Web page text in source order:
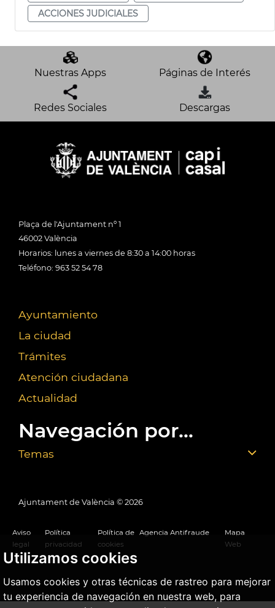
Utilizamos cookies
Usamos cookies y otras técnicas de rastreo para mejorar
tu experiencia de navegación en nuestra web, para
ACCIONES JUDICIALES
Nuestras Apps Páginas de Interés
Redes Sociales Descargas
Plaça de l'Ajuntament nº 1
46002 València
Horarios: lunes a viernes de 8:30 a 14:00 horas
Teléfono: 963 52 54 78
Ayuntamiento
La ciudad
Trámites
Atención ciudadana
Actualidad
Navegación por...
Temas
Ajuntament de València © 2026
Aviso
legal
Política
privacidad
Política de
cookies
Agencia Antifraude
Mapa
Web